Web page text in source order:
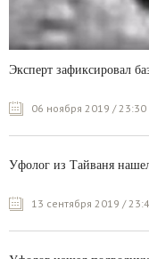
Эксперт зафиксировал
06 ноября 2019 / 23:30
Уфолог из Тайваня
13 сентября 2019 /